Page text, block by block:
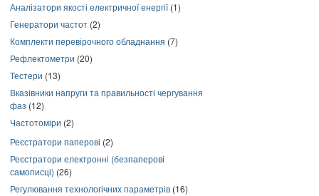
Аналізатори якості електричної енергії(1)
Генератори частот (2)
Комплекти перевірочного обладнання (7)
Рефлектометри (20)
Тестери (13)
Вказівники напруги та правильності чергування
фаз (12)
Частотоміри (2)
Реєстратори паперові (2)
Реєстратори електронні (безпаперові
самописці) (26)
Регулювання технологічних параметрів (16)